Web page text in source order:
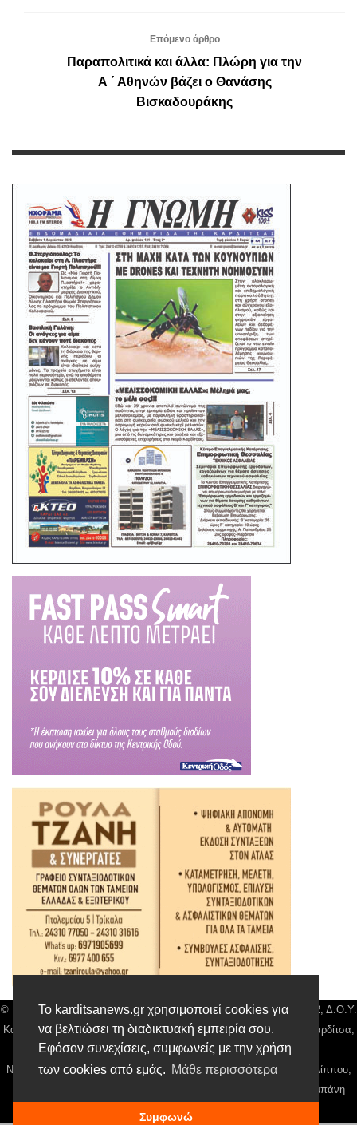
Το karditsanews.gr χρησιμοποιεί cookies για
να βελτιώσει τη διαδικτυακή εμπειρία σου.
Εφόσον συνεχίσεις, συμφωνείς με την χρήση
των cookies από εμάς. Μάθε περισσότερα
Συμφωνώ
Επόμενο άρθρο
Παραπολιτικά και άλλα: Πλώρη για την
Α ΄ Αθηνών βάζει ο Θανάσης
Βισκαδουράκης
© Karditsa News | Διακριτικός Τίτλος: Orion Media, ΑΦΜ: 043750542, Δ.Ο.Υ:
Καρδίτσας, Αρ. Γεμή: 018804431000, Δ/νση: Διάκου 10 τ.κ 43132 Καρδίτσα,
Τηλ: 24410 42500, email:news@karditsanews.gr.
Νόμιμος Εκπρόσωπος, Ιδιοκτήτης και Διαχειριστής: Παναγιώτης Φιλίππου,
Διευθύντρια: Γιαννουσά Βασιλική, Διευθύντιρα Σύνταξης: Μπαλαμπάνη
Βασιλική. Δικαιούχος domain name Παναγιώτης Φιλίππου